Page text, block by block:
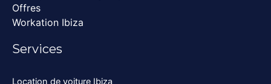
Offres
Workation Ibiza
Services
Location de voiture Ibiza